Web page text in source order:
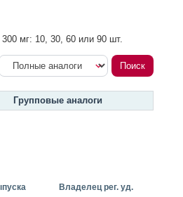
мг: 10, 30, 60 или 90 шт.
Групповые аналоги
Владелец рег. уд.